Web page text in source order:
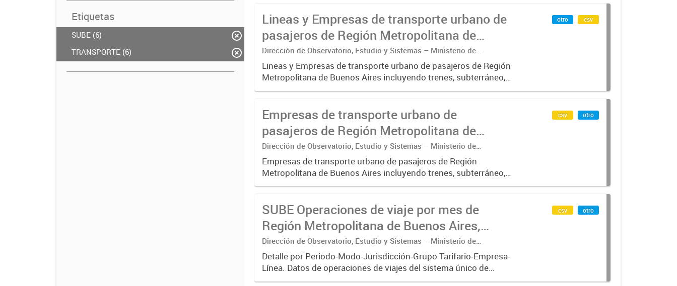
Etiquetas
SUBE (6)
TRANSPORTE (6)
Lineas y Empresas de transporte urbano de
pasajeros de Región Metropolitana de
Buenos Aires - SUBE
Dirección de Observatorio, Estudio y Sistemas – Ministerio de
Transporte
Lineas y Empresas de transporte urbano de pasajeros de Región
Metropolitana de Buenos Aires incluyendo trenes, subterráneo,
pre metro y colectivos. Empresas que operan con SUBE .-
otro csv
Empresas de transporte urbano de
pasajeros de Región Metropolitana de
Buenos Aires - SUBE
Dirección de Observatorio, Estudio y Sistemas – Ministerio de
Transporte
Empresas de transporte urbano de pasajeros de Región
Metropolitana de Buenos Aires incluyendo trenes, subterráneo,
pre metro y colectivos. Empresas que operan con SUBE_x000D_
csv otro
SUBE Operaciones de viaje por mes de
Región Metropolitana de Buenos Aires,
agregado
Dirección de Observatorio, Estudio y Sistemas – Ministerio de
Transporte
Detalle por Periodo-Modo-Jurisdicción-Grupo Tarifario-Empresa-
Línea. Datos de operaciones de viajes del sistema único de
boleto electrónico(SUBE) para el periodo registrado desde
csv otro